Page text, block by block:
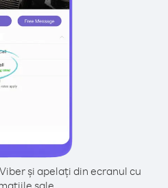
și apelați din ecranul cu
sale